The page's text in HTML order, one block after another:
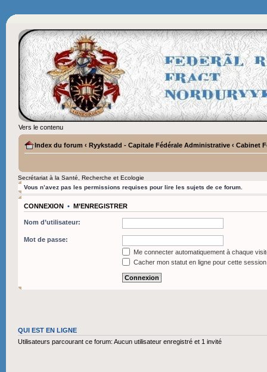
Vers le contenu
Index du forum ‹ Ryykstadd - Capitale Fédérale Administrative ‹ Cabinet
Secrétariat à la Santé, Recherche et Ecologie
Vous n’avez pas les permissions requises pour lire les sujets de ce forum.
CONNEXION • M’ENREGISTRER
Nom d’utilisateur:
Mot de passe:
Me connecter automatiquement à chaque
Cacher mon statut en ligne pour cette session
QUI EST EN LIGNE
Utilisateurs parcourant ce forum: Aucun utilisateur enregistré et 1 invité